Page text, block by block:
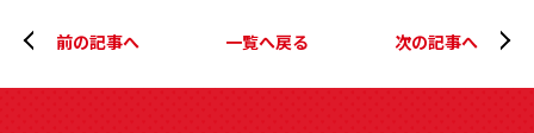
前の記事へ 一覧へ戻る 次の記事へ